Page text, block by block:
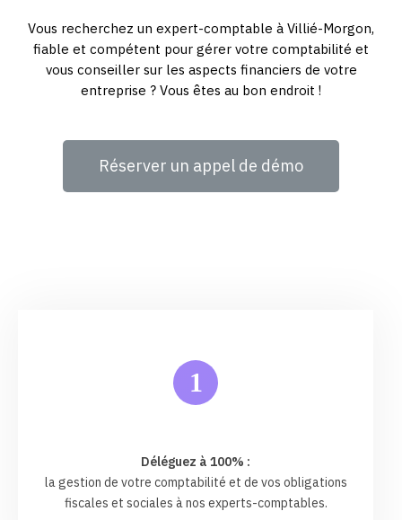
Vous recherchez un expert-comptable à Villié-Morgon,
fiable et compétent pour gérer votre comptabilité et
vous conseiller sur les aspects financiers de votre
entreprise ? Vous êtes au bon endroit !
Réserver un appel de démo
1
Déléguez à 100% :
la gestion de votre comptabilité et de vos obligations
fiscales et sociales à nos experts-comptables.